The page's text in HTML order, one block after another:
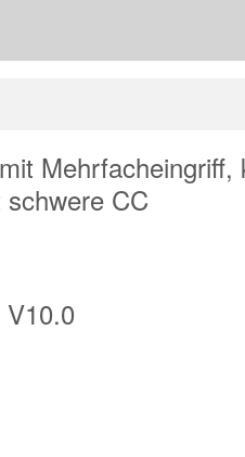
Mehrfacheingriff,
CC
V10.0